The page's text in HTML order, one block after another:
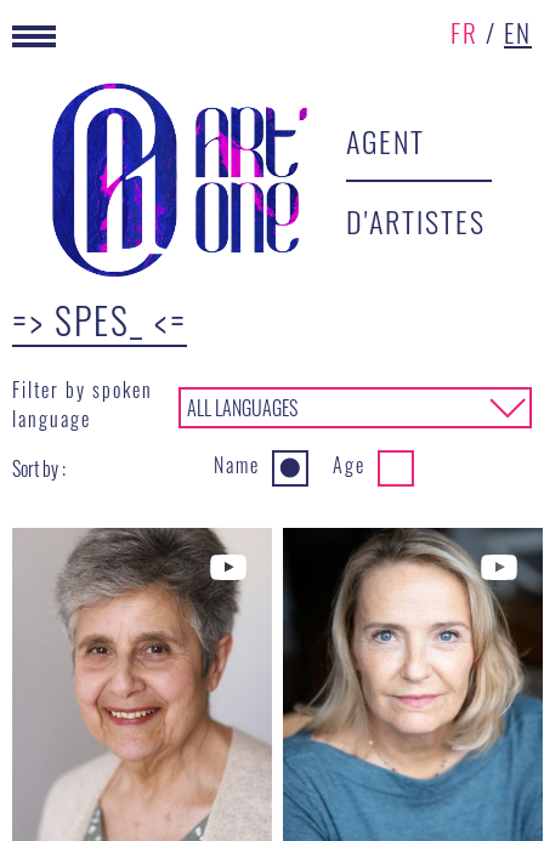
FR / EN
AGENT
D'ARTISTES
=> SPES_ <=
Filter by spoken
language
ALL LANGUAGES ▾
Sort by : Name Age